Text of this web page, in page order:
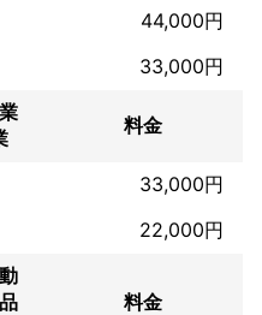
たのですから、今の状況やお
44,000円
33,000円
料金
33,000円
22,000円
料金